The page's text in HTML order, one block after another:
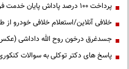
پرداخت ۱۰۰ درصد پاداش پایان خدمت فرهنگیان
خلافی آنلاین/استعلام خلافی خودرو از
جسدغرق درخون روح الله داداشی
پاسخ های دکتر توکلی به سوالات